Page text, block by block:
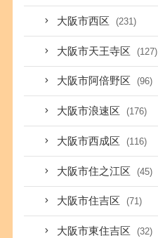
大阪市西区 (231)
大阪市天王寺区 (127)
大阪市阿倍野区 (96)
大阪市浪速区 (176)
大阪市西成区 (116)
大阪市住之江区 (45)
大阪市住吉区 (71)
大阪市東住吉区 (32)